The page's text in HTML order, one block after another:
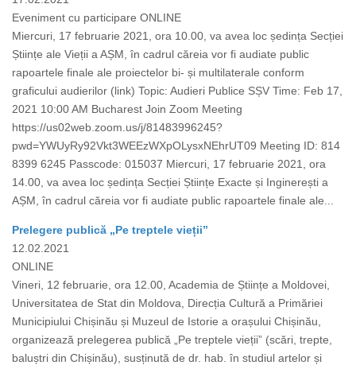
Eveniment cu participare ONLINE
Miercuri, 17 februarie 2021, ora 10.00, va avea loc ședința Secției
Științe ale Vieții a AȘM, în cadrul căreia vor fi audiate public
rapoartele finale ale proiectelor bi- și multilaterale conform
graficului audierilor (link) Topic: Audieri Publice SȘV Time: Feb 17,
2021 10:00 AM Bucharest Join Zoom Meeting
https://us02web.zoom.us/j/81483996245?
pwd=YWUyRy92Vkt3WEEzWXpOLysxNEhrUT09 Meeting ID: 814
8399 6245 Passcode: 015037 Miercuri, 17 februarie 2021, ora
14.00, va avea loc ședința Secției Științe Exacte și Inginerești a
AȘM, în cadrul căreia vor fi audiate public rapoartele finale ale...
Prelegere publică „Pe treptele vieții”
12.02.2021
ONLINE
Vineri, 12 februarie, ora 12.00, Academia de Științe a Moldovei,
Universitatea de Stat din Moldova, Direcția Cultură a Primăriei
Municipiului Chișinău și Muzeul de Istorie a orașului Chișinău,
organizează prelegerea publică „Pe treptele vieții” (scări, trepte,
baluștri din Chișinău), susținută de dr. hab. în studiul artelor și